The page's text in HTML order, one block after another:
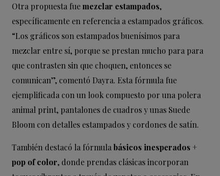
Otra propuesta fuemezclar estampados,
específicamente en referencia a estampados gráficos.
“Los gráficos son estampados buenísimos para
mezclar entre sí, porque se prestan mucho para para
que contrasten sin que choquen, entonces se
comunican”, comentó Dayra. Esta fórmula fue
ejemplificada con un look compuesto por una polera
animal print, pantalones de cuadros y unas Suede
Bloom con detalles estampados y cordones de satín.
También destacó la fórmula básicos inesperados +
pop of color, donde prendas clásicas incorporan